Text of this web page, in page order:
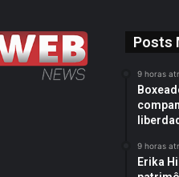
Posts
9 horas
9 horas
Erika